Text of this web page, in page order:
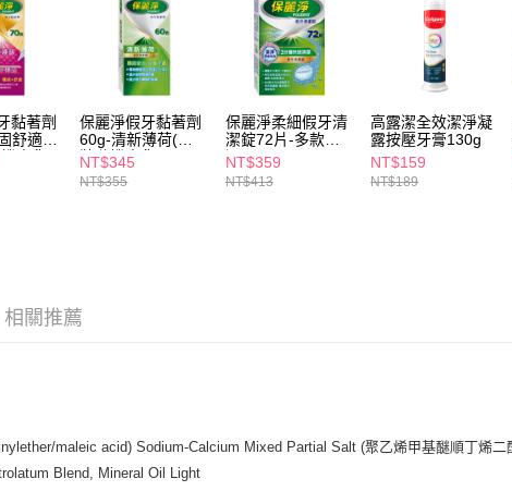
４．使用「AFTEE先
即時審查核予不同之
結果請求用戶進行身份
５．嚴禁一人註冊多
形，恩沛科技股份有
動。
每筆NT$100，滿
付款後寶雅門市自
每筆NT$80，滿
黏著劑
舒適護
出貨)
保麗淨假牙黏著劑
60g-清新薄荷(包
裝隨機出貨)
NT$345
NT$355
保麗淨柔細假牙清
潔錠72片-多款任
選
NT$359
NT$413
高露潔全效潔淨凝
露按壓牙膏130g
NT$159
NT$189
相關推薦
maleic acid) Sodium-Calcium Mixed Partial Salt (聚⼄烯甲基醚順丁烯
Blend, Mineral Oil Light